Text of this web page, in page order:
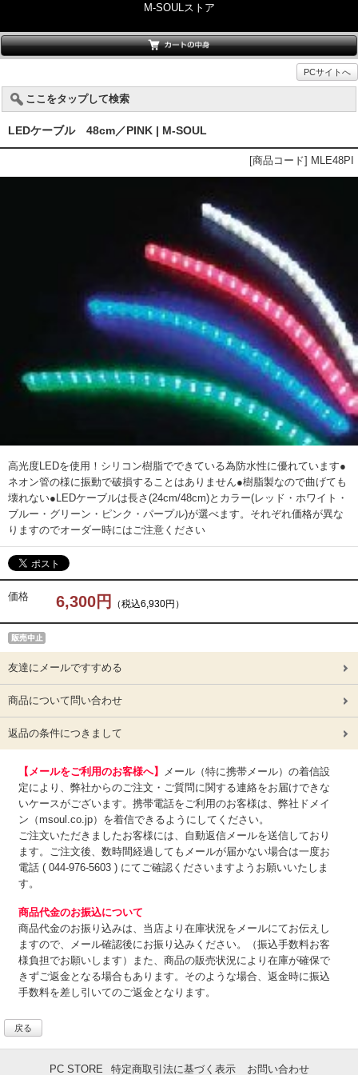
M-SOULストア
PCサイトへ
ここをタップして検索
LEDケーブル 48cm／PINK | M-SOUL
[商品コード] MLE48PI
高光度LEDを使用！シリコン樹脂でできている為防水性に優れています●
ネオン管の様に振動で破損することはありません●樹脂製なので曲げても
壊れない●LEDケーブルは長さ(24cm/48cm)とカラー(レッド・ホワイト・
ブルー・グリーン・ピンク・パープル)が選べます。それぞれ価格が異な
りますのでオーダー時にはご注意ください
価格 6,300円 （税込6,930円）
友達にメールですすめる
商品について問い合わせ
返品の条件につきまして
【メールをご利用のお客様へ】
メール（特に携帯メール）の着信設
定により、弊社からのご注文・ご質問に関する連絡をお届けできな
いケースがございます。携帯電話をご利用のお客様は、弊社ドメイ
ン（msoul.co.jp）を着信できるようにしてください。
ご注文いただきましたお客様には、自動返信メールを送信しており
ます。ご注文後、数時間経過してもメールが届かない場合は一度お
電話 ( 044-976-5603 ) にてご確認くださいますようお願いいたしま
す。
商品代金のお振込について
商品代金のお振り込みは、 当店より在庫状況をメールにてお伝えし
ますので、メール確認後にお振り込みください。（振込手数料お客
様負担でお願いします）また、商品の販売状況により在庫が確保で
きずご返金となる場合もあります。そのような場合、返金時に振込
手数料を差し引いてのご返金となります。
戻る
PC STORE 特定商取引法に基づく表示 お問い合わせ